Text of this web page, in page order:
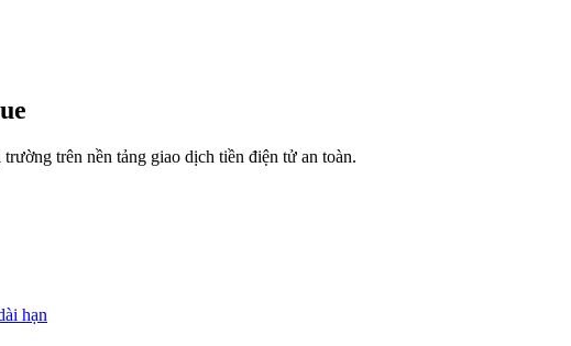
trên nền tảng giao dịch tiền điện tử an toàn.
hạn